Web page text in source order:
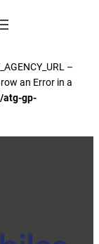
–
an Error in a
atg-gp-